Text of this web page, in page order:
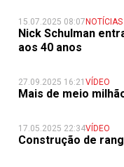
15.07.2025 08:07 NOTÍCIAS
Nick Schulman
aos 40 anos
27.09.2025 16:21 VÍDEO
Mais de meio
17.05.2025 22:34VÍDEO
Construção de